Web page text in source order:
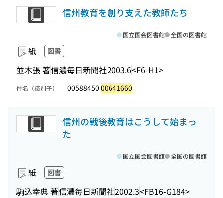
信州教育を創り支えた教師たち
紙 図書
並木張 著信濃毎日新聞社2003.6<F6-H1>
国立国会図書館 全国の図書館
件名（識別子） 00588450 00641660
信州の戦後教育はこうして始まっ
た
紙 図書
駒込幸典 著信濃毎日新聞社2002.3<FB16-G184>
国立国会図書館 全国の図書館